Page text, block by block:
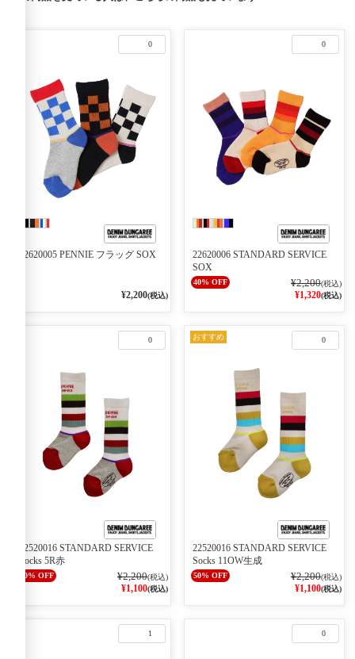
0
22620005 PENNIE フラッグ SOX
¥2,200(税込)
0
40% OFF
22620006 STANDARD SERVICE
SOX
¥2,200(税込)
¥1,320(税込)
0
50% OFF
22520016 STANDARD SERVICE
Socks 5R赤
¥2,200(税込)
¥1,100(税込)
0
おすすめ
50% OFF
22520016 STANDARD SERVICE
Socks 11OW生成
¥2,200(税込)
¥1,100(税込)
1 0